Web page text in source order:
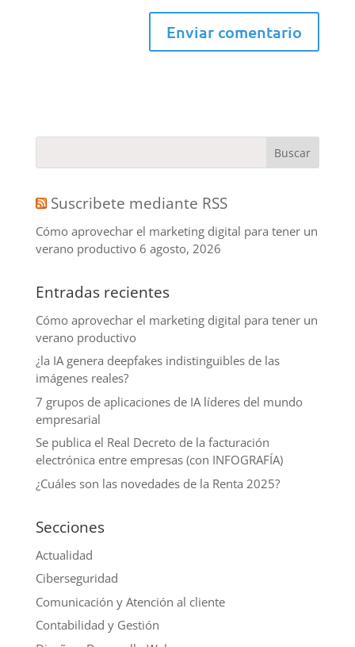
Suscribete mediante RSS
Cómo aprovechar el marketing digital para tener un
verano productivo 6 agosto, 2026
Entradas recientes
Cómo aprovechar el marketing digital para tener un
verano productivo
¿la IA genera deepfakes indistinguibles de las
imágenes reales?
7 grupos de aplicaciones de IA líderes del mundo
empresarial
Se publica el Real Decreto de la facturación
electrónica entre empresas (con INFOGRAFÍA)
¿Cuáles son las novedades de la Renta 2025?
Secciones
Actualidad
Ciberseguridad
Comunicación y Atención al cliente
Contabilidad y Gestión